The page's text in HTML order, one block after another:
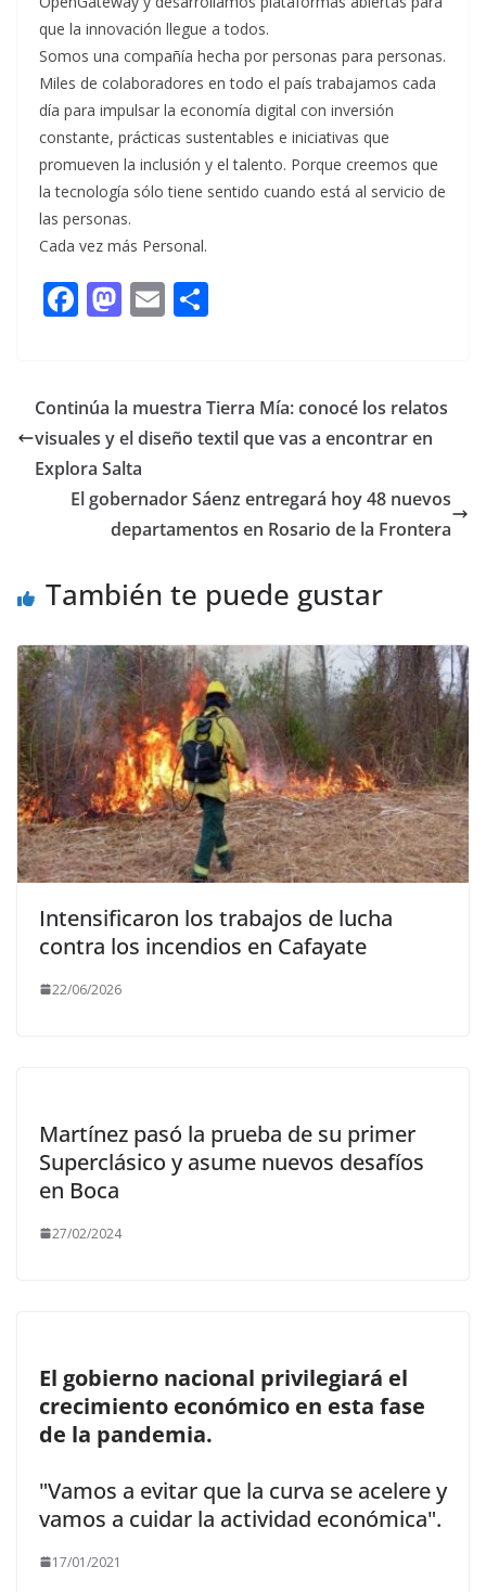
que la innovación llegue a todos.
Somos una compañía hecha por personas para personas.
Miles de colaboradores en todo el país trabajamos cada
día para impulsar la economía digital con inversión
constante, prácticas sustentables e iniciativas que
promueven la inclusión y el talento. Porque creemos que
la tecnología sólo tiene sentido cuando está al servicio de
las personas.
Cada vez más Personal.
F
b
o
o
k
M
d
o
n
E
l p
ar
r
Continúa la muestra Tierra Mía: conocé los relatos
visuales y el diseño textil que vas a encontrar en
Explora Salta
El gobernador Sáenz entregará hoy 48 nuevos
departamentos en Rosario de la Frontera
También te puede gustar
Intensificaron los trabajos de lucha
contra los incendios en Cafayate
22/06/2026
Martínez pasó la prueba de su primer
Superclásico y asume nuevos desafíos
en Boca
27/02/2024
El gobierno nacional privilegiará el
crecimiento económico en esta fase
de la pandemia.
"Vamos a evitar que la curva se acelere y
vamos a cuidar la actividad económica".
17/01/2021